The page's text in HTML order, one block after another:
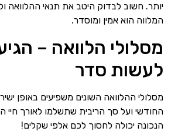
יותר. חשוב לבדוק היטב את תנאי ההלוואה
המלווה הוא אמין ומוסדר.
מסלולי הלוואה –
לעשות סדר
מסלולי ההלוואה השונים משפיעים באופן
החודשי ועל סך הריבית שתשלמו לאורך חיי
הנכונה יכולה לחסוך לכם אלפי שקלים!